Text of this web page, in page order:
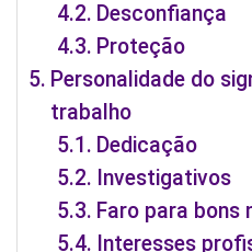
Desconfiança
Proteção
Personalidade do
trabalho
Dedicação
Investigativos
Faro para bons
Interesses